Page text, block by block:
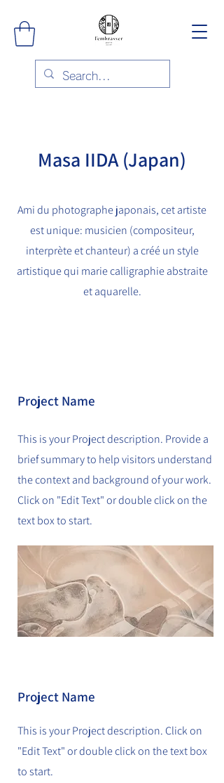
Masa IIDA (Japan)
Ami du photographe japonais, cet artiste
est unique: musicien (compositeur,
interprète et chanteur) a créé un style
artistique qui marie calligraphie abstraite
et aquarelle.
Project Name
This is your Project description. Provide a
brief summary to help visitors understand
the context and background of your work.
Click on "Edit Text" or double click on the
text box to start.
Project Name
This is your Project description. Click on
"Edit Text" or double click on the text box
to start.